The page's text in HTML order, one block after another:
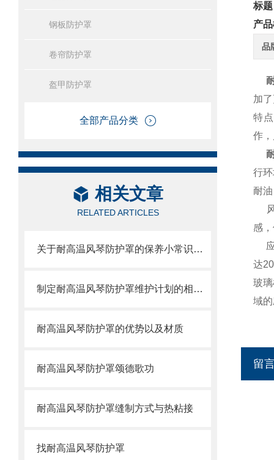
钢板防护罩
卷帘防护罩
盔甲防护罩
全部产品分类
相关文章
RELATED ARTICLES
关于耐高温风琴防护罩的保养小常识介绍
制定耐高温风琴防护罩维护计划的相关策略
耐高温风琴防护罩的优势以及材质
耐高温风琴防护罩颂德歌功
耐高温风琴防护罩缝制方式与热粘接
找耐高温风琴防护罩
标
产
品
耐
加
特
作
耐
行
耐
感
达
玻
域
留